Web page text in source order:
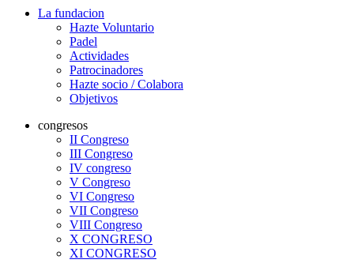
La fundacion
Hazte Voluntario
Padel
Actividades
Patrocinadores
Hazte socio / Colabora
Objetivos
congresos
II Congreso
III Congreso
IV congreso
V Congreso
VI Congreso
VII Congreso
VIII Congreso
X CONGRESO
XI CONGRESO